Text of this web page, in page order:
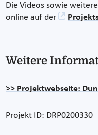
Die Videos sowie
online auf der
Weitere
>> Projektwebseite:
Projekt ID: DRP0200330